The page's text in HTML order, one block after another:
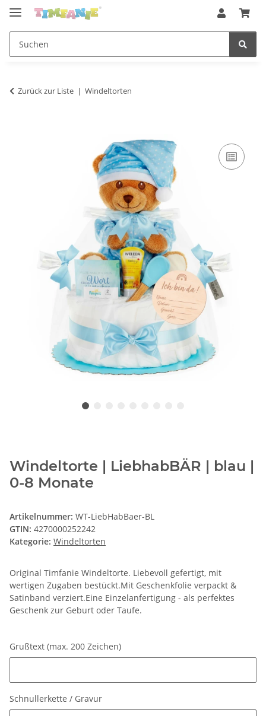
Zurück zur Liste Windeltorten
Windeltorte | LiebhabBÄR | blau |
0-8 Monate
Artikelnummer: WT-LiebHabBaer-BL
GTIN: 4270000252242
Kategorie: Windeltorten
Original Timfanie Windeltorte. Liebevoll gefertigt, mit
wertigen Zugaben bestückt.Mit Geschenkfolie verpackt &
Satinband verziert.Eine Einzelanfertigung - als perfektes
Geschenk zur Geburt oder Taufe.
Grußtext (max. 200 Zeichen)
Schnullerkette / Gravur